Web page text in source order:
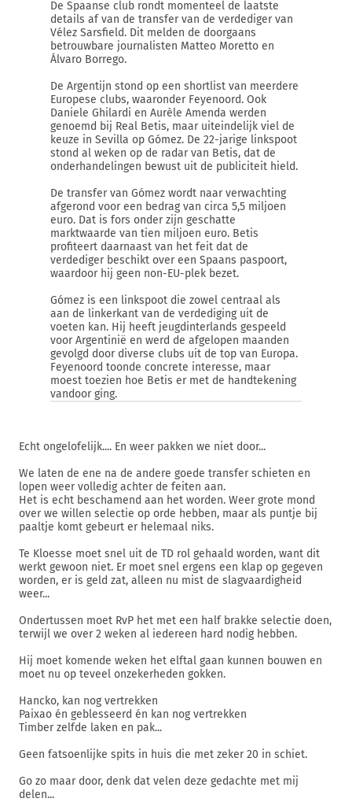
De Spaanse club rondt momenteel de laatste
details af van de transfer van de verdediger van
Vélez Sarsfield. Dit melden de doorgaans
betrouwbare journalisten Matteo Moretto en
Álvaro Borrego.
De Argentijn stond op een shortlist van meerdere
Europese clubs, waaronder Feyenoord. Ook
Daniele Ghilardi en Aurèle Amenda werden
genoemd bij Real Betis, maar uiteindelijk viel de
keuze in Sevilla op Gómez. De 22-jarige linkspoot
stond al weken op de radar van Betis, dat de
onderhandelingen bewust uit de publiciteit hield.
De transfer van Gómez wordt naar verwachting
afgerond voor een bedrag van circa 5,5 miljoen
euro. Dat is fors onder zijn geschatte
marktwaarde van tien miljoen euro. Betis
profiteert daarnaast van het feit dat de
verdediger beschikt over een Spaans paspoort,
waardoor hij geen non-EU-plek bezet.
Gómez is een linkspoot die zowel centraal als
aan de linkerkant van de verdediging uit de
voeten kan. Hij heeft jeugdinterlands gespeeld
voor Argentinië en werd de afgelopen maanden
gevolgd door diverse clubs uit de top van Europa.
Feyenoord toonde concrete interesse, maar
moest toezien hoe Betis er met de handtekening
vandoor ging.
Echt ongelofelijk.... En weer pakken we niet door...
We laten de ene na de andere goede transfer schieten en
lopen weer volledig achter de feiten aan.
Het is echt beschamend aan het worden. Weer grote mond
over we willen selectie op orde hebben, maar als puntje bij
paaltje komt gebeurt er helemaal niks.
Te Kloesse moet snel uit de TD rol gehaald worden, want dit
werkt gewoon niet. Er moet snel ergens een klap op gegeven
worden, er is geld zat, alleen nu mist de slagvaardigheid
weer...
Ondertussen moet RvP het met een half brakke selectie doen,
terwijl we over 2 weken al iedereen hard nodig hebben.
Hij moet komende weken het elftal gaan kunnen bouwen en
moet nu op teveel onzekerheden gokken.
Hancko, kan nog vertrekken
Paixao én geblesseerd én kan nog vertrekken
Timber zelfde laken en pak...
Geen fatsoenlijke spits in huis die met zeker 20 in schiet.
Go zo maar door, denk dat velen deze gedachte met mij
delen...